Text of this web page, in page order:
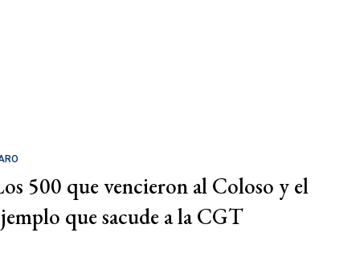
500 que vencieron al Coloso y el
que sacude a la CGT